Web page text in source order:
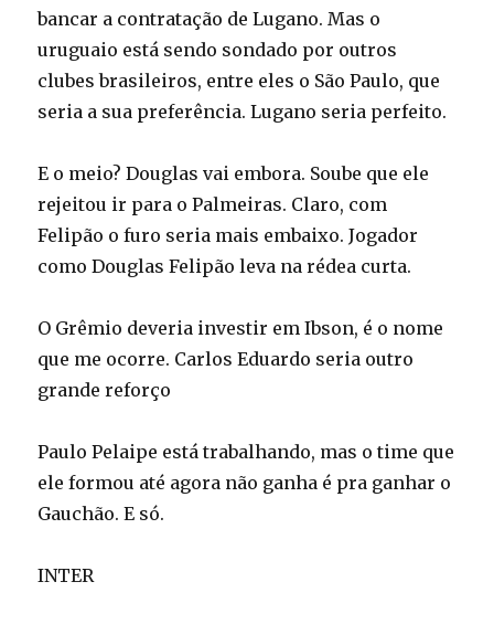
bancar a contratação de Lugano. Mas o
uruguaio está sendo sondado por outros
clubes brasileiros, entre eles o São Paulo, que
seria a sua preferência. Lugano seria perfeito.
E o meio? Douglas vai embora. Soube que ele
rejeitou ir para o Palmeiras. Claro, com
Felipão o furo seria mais embaixo. Jogador
como Douglas Felipão leva na rédea curta.
O Grêmio deveria investir em Ibson, é o nome
que me ocorre. Carlos Eduardo seria outro
grande reforço
Paulo Pelaipe está trabalhando, mas o time que
ele formou até agora não ganha é pra ganhar o
Gauchão. E só.
INTER